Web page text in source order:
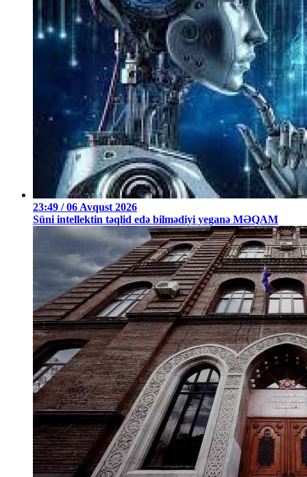
23:49 / 06 Avqust 2026
Süni intellektin təqlid edə bilmədiyi yeganə MƏQAM